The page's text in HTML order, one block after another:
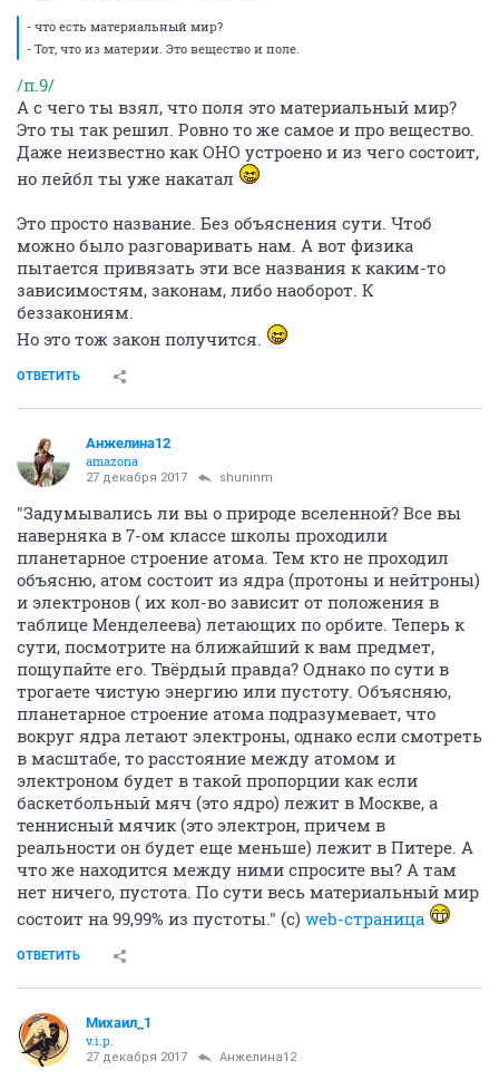
- что есть материальный мир?
- Тот, что из материи. Это вещество и поле.
/п.9/
А с чего ты взял, что поля это материальный мир?
Это ты так решил. Ровно то же самое и про вещество.
Даже неизвестно как ОНО устроено и из чего состоит,
но лейбл ты уже накатал
Это просто название. Без объяснения сути. Чтоб
можно было разговаривать нам. А вот физика
пытается привязать эти все названия к каким-то
зависимостям, законам, либо наоборот. К
беззакониям.
Но это тож закон получится.
ОТВЕТИТЬ
Анжелина12
amazona
27 декабря 2017 shuninm
"Задумывались ли вы о природе вселенной? Все вы
наверняка в 7-ом классе школы проходили
планетарное строение атома. Тем кто не проходил
объясню, атом состоит из ядра (протоны и нейтроны)
и электронов ( их кол-во зависит от положения в
таблице Менделеева) летающих по орбите. Теперь к
сути, посмотрите на ближайший к вам предмет,
пощупайте его. Твёрдый правда? Однако по сути в
трогаете чистую энергию или пустоту. Объясняю,
планетарное строение атома подразумевает, что
вокруг ядра летают электроны, однако если смотреть
в масштабе, то расстояние между атомом и
электроном будет в такой пропорции как если
баскетбольный мяч (это ядро) лежит в Москве, а
теннисный мячик (это электрон, причем в
реальности он будет еще меньше) лежит в Питере. А
что же находится между ними спросите вы? А там
нет ничего, пустота. По сути весь материальный мир
состоит на 99,99% из пустоты." (с) web-страница
ОТВЕТИТЬ
Михаил_1
v.i.p.
27 декабря 2017 Анжелина12